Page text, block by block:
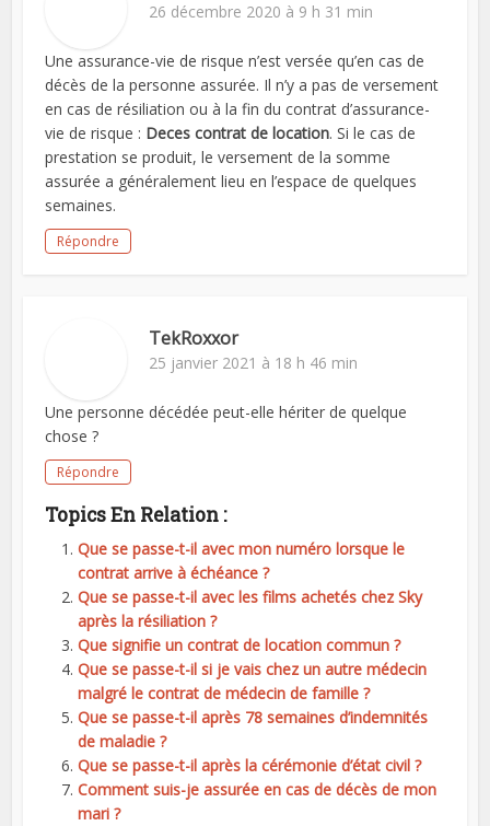
26 décembre 2020 à 9 h 31 min
Une assurance-vie de risque n’est versée qu’en cas de
décès de la personne assurée. Il n’y a pas de versement
en cas de résiliation ou à la fin du contrat d’assurance-
vie de risque : Deces contrat de location. Si le cas de
prestation se produit, le versement de la somme
assurée a généralement lieu en l’espace de quelques
semaines.
Répondre
TekRoxxor
25 janvier 2021 à 18 h 46 min
Une personne décédée peut-elle hériter de quelque
chose ?
Répondre
Topics En Relation :
Que se passe-t-il avec mon numéro lorsque le
contrat arrive à échéance ?
Que se passe-t-il avec les films achetés chez Sky
après la résiliation ?
Que signifie un contrat de location commun ?
Que se passe-t-il si je vais chez un autre médecin
malgré le contrat de médecin de famille ?
Que se passe-t-il après 78 semaines d’indemnités
de maladie ?
Que se passe-t-il après la cérémonie d’état civil ?
Comment suis-je assurée en cas de décès de mon
mari ?